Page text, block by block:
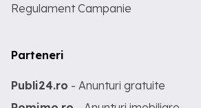
Regulament Campanie
Parteneri
Publi24.ro - Anunturi gratuite